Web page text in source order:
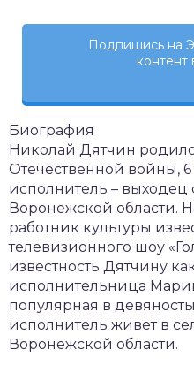
Подпишись
контент
Биография
Николай Дятчин
Отечественной войны, 6
исполнитель –
Воронежской области.
работник культуры
телевизионного шоу
известность Дятчину
исполнительница
популярная в
исполнитель живет в
Воронежской области.